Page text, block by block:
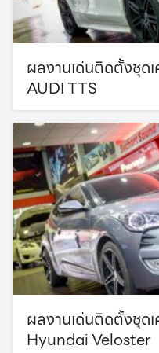
Search
for:
ผลงานเด่นติดตั้งชุด
AUDI TTS
ผลงานเด่นติดตั้งชุด
Hyundai Veloster